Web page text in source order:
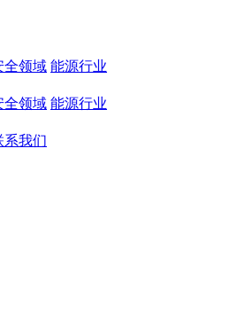
全领域 能源行业
全领域 能源行业
系我们